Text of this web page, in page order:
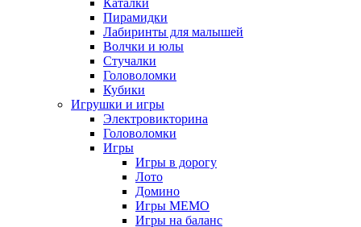
Каталки
Пирамидки
Лабиринты для малышей
Волчки и юлы
Стучалки
Головоломки
Кубики
Игрушки и игры
Электровикторина
Головоломки
Игры
Игры в дорогу
Лото
Домино
Игры МЕМО
Игры на баланс